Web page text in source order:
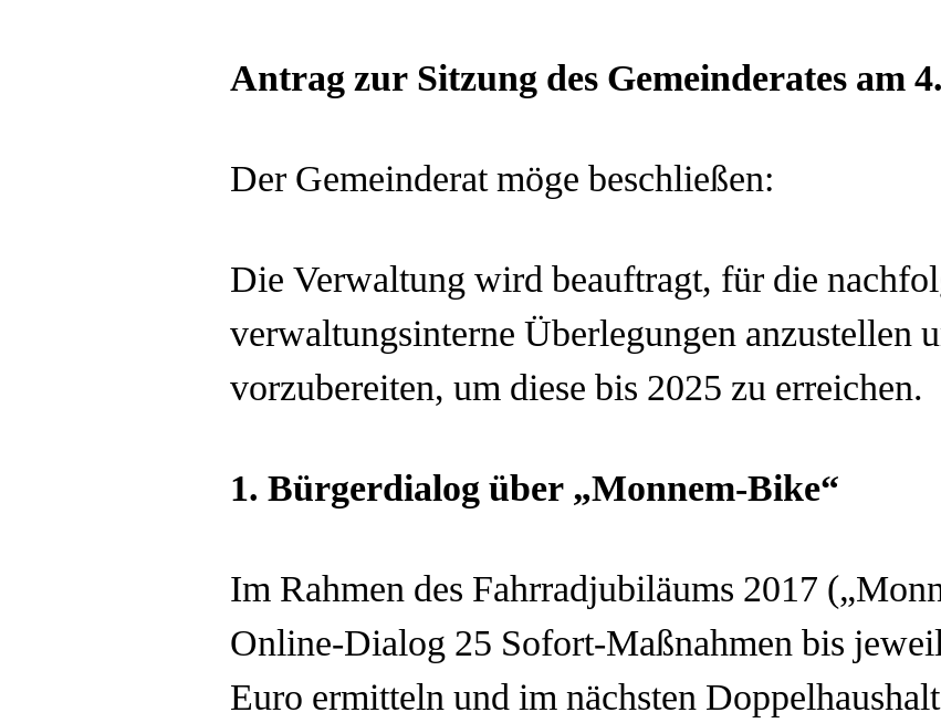
Antrag zur Sitzung des Gemeinderates am
Der Gemeinderat möge beschließen:
Die Verwaltung wird beauftragt, für die
verwaltungsinterne Überlegungen anzustellen
vorzubereiten, um diese bis 2025 zu erreichen.
1. Bürgerdialog über „Monnem-Bike“
Im Rahmen des Fahrradjubiläums 2017
Online-Dialog 25 Sofort-Maßnahmen bis
Euro ermitteln und im nächsten